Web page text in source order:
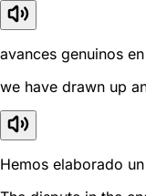
avances genuinos
we have drawn up
Hemos elaborado